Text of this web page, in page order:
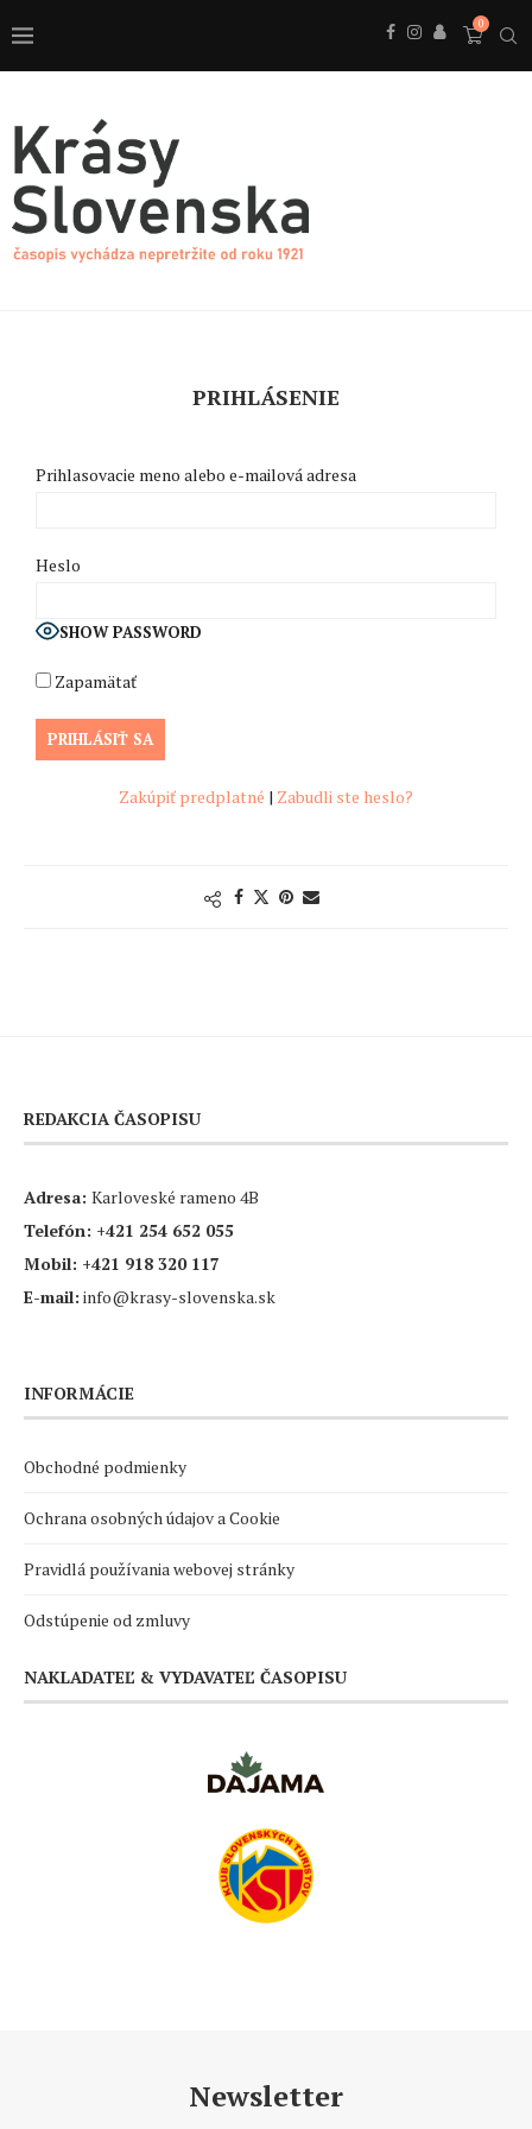
0
PRIHLÁSENIE
Prihlasovacie meno alebo e-mailová adresa
Heslo
SHOW PASSWORD
Zapamätať
Zakúpiť predplatné | Zabudli ste heslo?
REDAKCIA ČASOPISU
Adresa: Karloveské rameno 4B
Telefón: +421 254 652 055
Mobil: +421 918 320 117
E-mail: info@krasy-slovenska.sk
INFORMÁCIE
Obchodné podmienky
Ochrana osobných údajov a Cookie
Pravidlá používania webovej stránky
Odstúpenie od zmluvy
NAKLADATEĽ & VYDAVATEĽ ČASOPISU
Newsletter